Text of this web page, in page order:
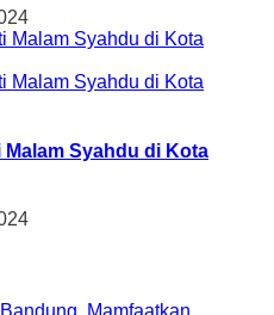
Syahdu di Kota